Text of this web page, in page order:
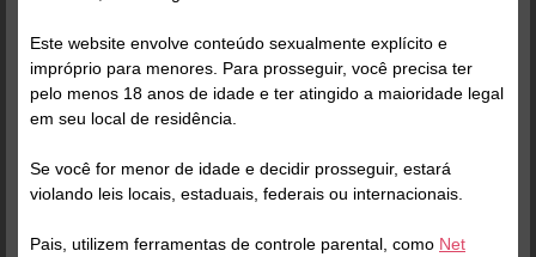
Posts (1576) Fotos (865) Vídeos
Grátis
Este website envolve conteúdo sexualmente explícito e
impróprio para menores. Para prosseguir, você precisa ter
pelo menos 18 anos de idade e ter atingido a maioridade legal
em seu local de residência.
Se você for menor de idade e decidir prosseguir, estará
violando leis locais, estaduais, federais ou internacionais.
Pais, utilizem ferramentas de controle parental, como Net